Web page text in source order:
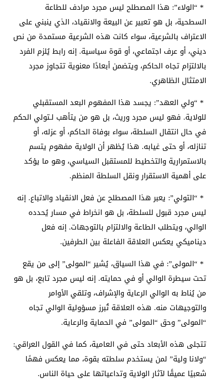
* “الولاء”: هذا المصطلح ليس مجرد مرادف للطاعة
السطحية، بل هو تعبير عن البيعة والانقياد، الذي ينبني على
الاعتراف بالشرعية، سواء كانت هذه الشرعية مستمدة من نص
ديني، أو عرف اجتماعي، أو قوة سياسية. إنه رابط يُلزم الفرد
بالالتزام تجاه الحاكم، ويتضمن أبعادًا معنوية تتجاوز مجرد
الامتثال الظاهري.
* “ولي العهد”: يجسد هذا المفهوم البعد المستقبلي
للولاية. فهو ليس مجرد وريث، بل هو من يتأهب لـتولي الحكم
في حال انتقال السلطة، سواء بوفاة الحاكم، أو عزله، أو
تنازله، أو حتى غيابه. هذا يُظهر أن الولاية مفهوم يتسم
بالاستمرارية والتخطيط للمستقبل السياسي، وهو ما يؤكد
على أهمية الاستقرار ونقل السلطة المنظم.
* “التولي”: يعبر هذا المصطلح عن فعل الانقياد والاتباع. إنه
ليس مجرد قبول للسلطة، بل هو انخراط في مسار يُحدده
الوالي، ويتطلب الطاعة والالتزام بالتوجهات. إنه فعل
ديناميكي يعكس العلاقة الفاعلة بين الطرفين.
* “المولى”: في هذا السياق، يُشير “المولى” إلى من يقع
تحت سيطرة الوالي أو في حمايته. إنه ليس مجرد تابع، بل هو
من يُناط به الوالي الرعاية والإشراف، وتلقي الأوامر
والتوجيهات منه. هذه العلاقة تُبرز مسؤولية الوالي تجاه
“المولى” وحق “المولى” في الحماية والرعاية.
تتجلى هذه الأبعاد حتى في العامية، كما في القول العراقي:
“ولانا ولية” لمن يستخدم سلطته بقوة، مما يعكس فهمًا
شعبيًا عميقًا لآثار الولاية وتداعياتها على حياة الناس.